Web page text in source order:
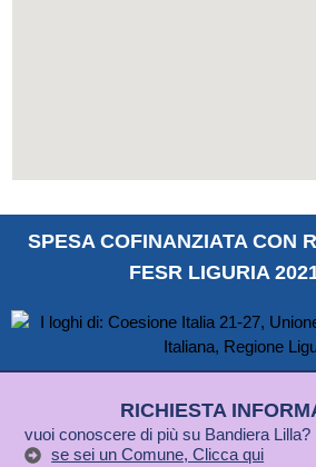
SPESA COFINANZIATA CON
FESR LIGURIA
RICHIESTA
vuoi conoscere di più su Bandiera Lilla?
se sei un Comune, Clicca qui